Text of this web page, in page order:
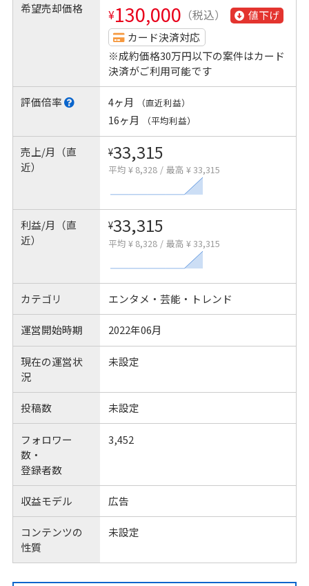
希望売却価格 ¥130,000 （税込）
値下げ
カード決済対応
※成約価格30万円以下の案件はカード
決済がご利用可能です
評価倍率 4ヶ月 （直近利益）
16ヶ月 （平均利益）
売上/月（直
近）
¥33,315
平均 ¥ 8,328 / 最高 ¥ 33,315
利益/月（直
近）
¥33,315
平均 ¥ 8,328 / 最高 ¥ 33,315
カテゴリ エンタメ・芸能・トレンド
運営開始時期 2022年06月
現在の運営状
況
未設定
投稿数 未設定
フォロワー
数・
登録者数
3,452
収益モデル 広告
コンテンツの
性質
未設定